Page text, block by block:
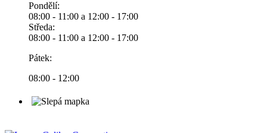
Pondělí:
08:00 - 11:00 a 12:00 - 17:00
Středa:
08:00 - 11:00 a 12:00 - 17:00
Pátek:
08:00 - 12:00